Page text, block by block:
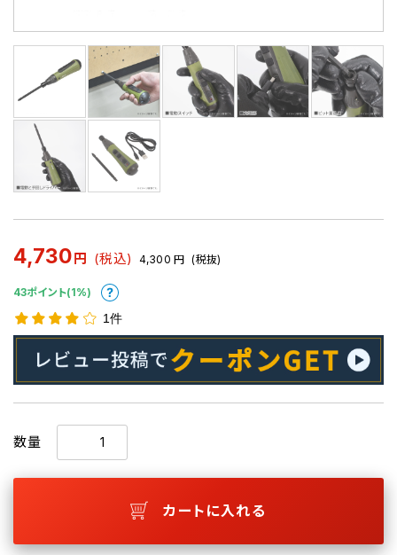
4,730 円 (税込) 4,300 円 (税抜)
43ポイント(1%)
1件
数量
カートに入れる